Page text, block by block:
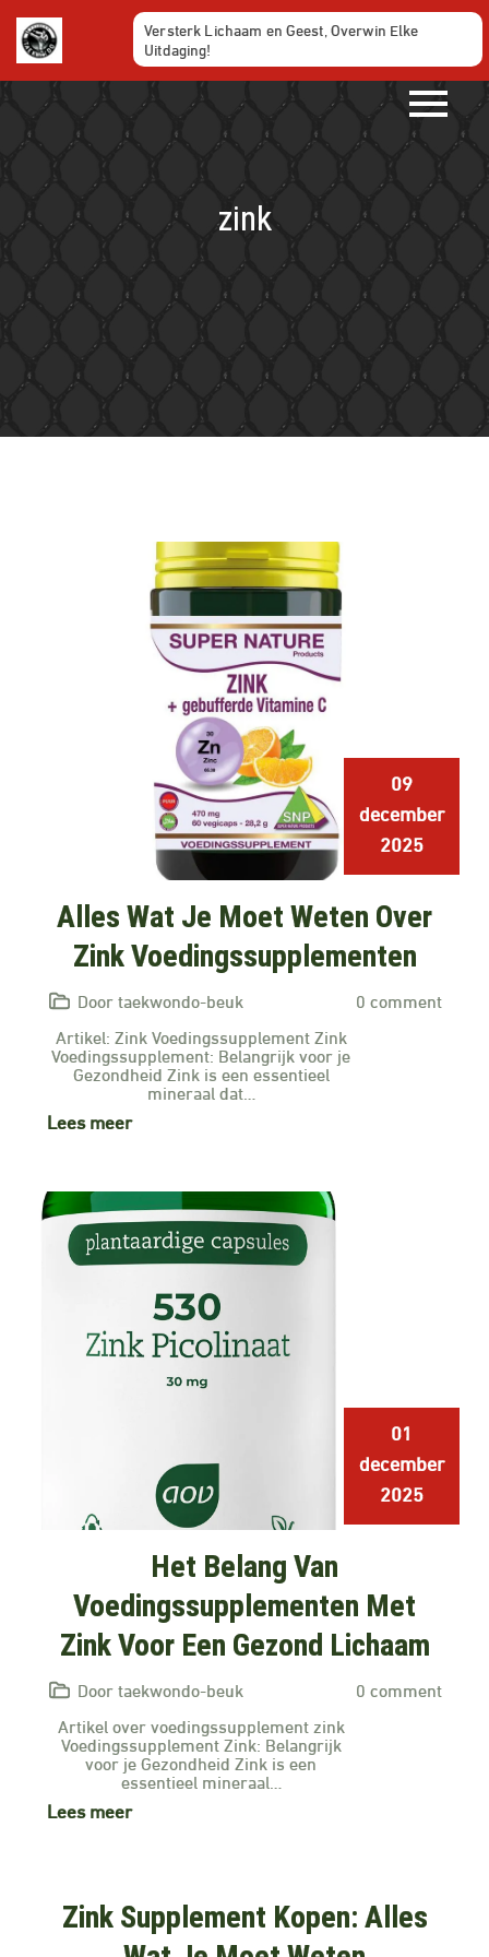
Ga
naar
de
inhoud
Versterk Lichaam en Geest, Overwin Elke
Uitdaging!
zink
09
december
2025
Alles Wat Je Moet Weten Over
Zink Voedingssupplementen
Door taekwondo-beuk
0 comment
Artikel: Zink Voedingssupplement Zink
Voedingssupplement: Belangrijk voor je
Gezondheid Zink is een essentieel
mineraal dat…
Lees meer
01
december
2025
Het Belang Van
Voedingssupplementen Met
Zink Voor Een Gezond Lichaam
Door taekwondo-beuk
0 comment
Artikel over voedingssupplement zink
Voedingssupplement Zink: Belangrijk
voor je Gezondheid Zink is een
essentieel mineraal…
Lees meer
Zink Supplement Kopen: Alles